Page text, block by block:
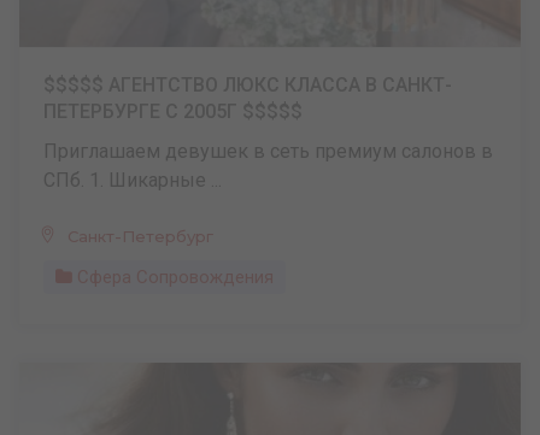
Приглашаем девушек в сеть премиум салонов в
СПб. 1. Шикарные ...
Санкт-Петербург
Сфера Сопровождения